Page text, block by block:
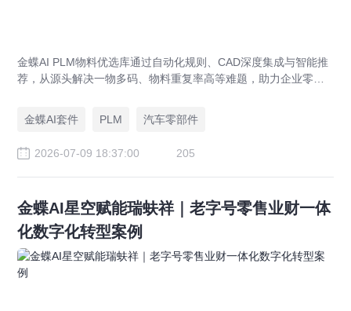
金蝶AI PLM物料优选库通过自动化规则、CAD深度集成与智能推
荐，从源头解决一物多码、物料重复率高等难题，助力企业零部
金蝶AI套件
PLM 汽车零部件
2026-07-09 18:37:00 205
金蝶AI星空赋能瑞蚨祥｜老字号零售业财一体
化数字化转型案例